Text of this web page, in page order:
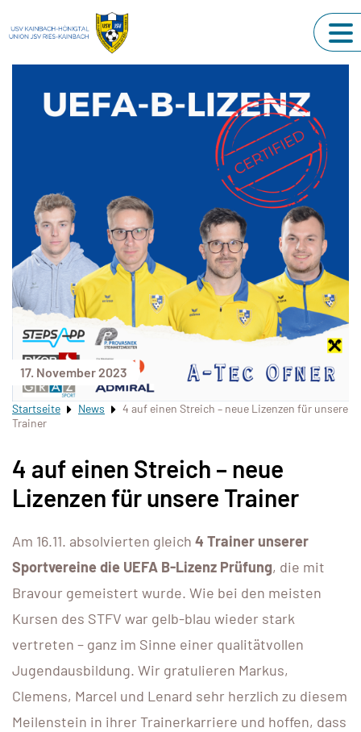
17. November 2023
Startseite News
4 auf einen Streich – neue Lizenzen für unsere
Trainer
4 auf einen Streich – neue
Lizenzen für unsere Trainer
Am 16.11. absolvierten gleich 4 Trainer unserer
Sportvereine die UEFA B-Lizenz Prüfung, die mit
Bravour gemeistert wurde. Wie bei den meisten
Kursen des STFV war gelb-blau wieder stark
vertreten – ganz im Sinne einer qualitätvollen
Jugendausbildung. Wir gratulieren Markus,
Clemens, Marcel und Lenard sehr herzlich zu diesem
Meilenstein in ihrer Trainerkarriere und hoffen, dass